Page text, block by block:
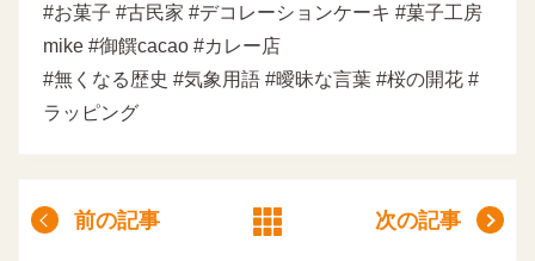
#お菓子 #古民家 #デコレーションケーキ #菓子工房
mike #御饌cacao #カレー店
#無くなる歴史 #気象用語 #曖昧な言葉 #桜の開花 #
ラッピング
前の記事 次の記事